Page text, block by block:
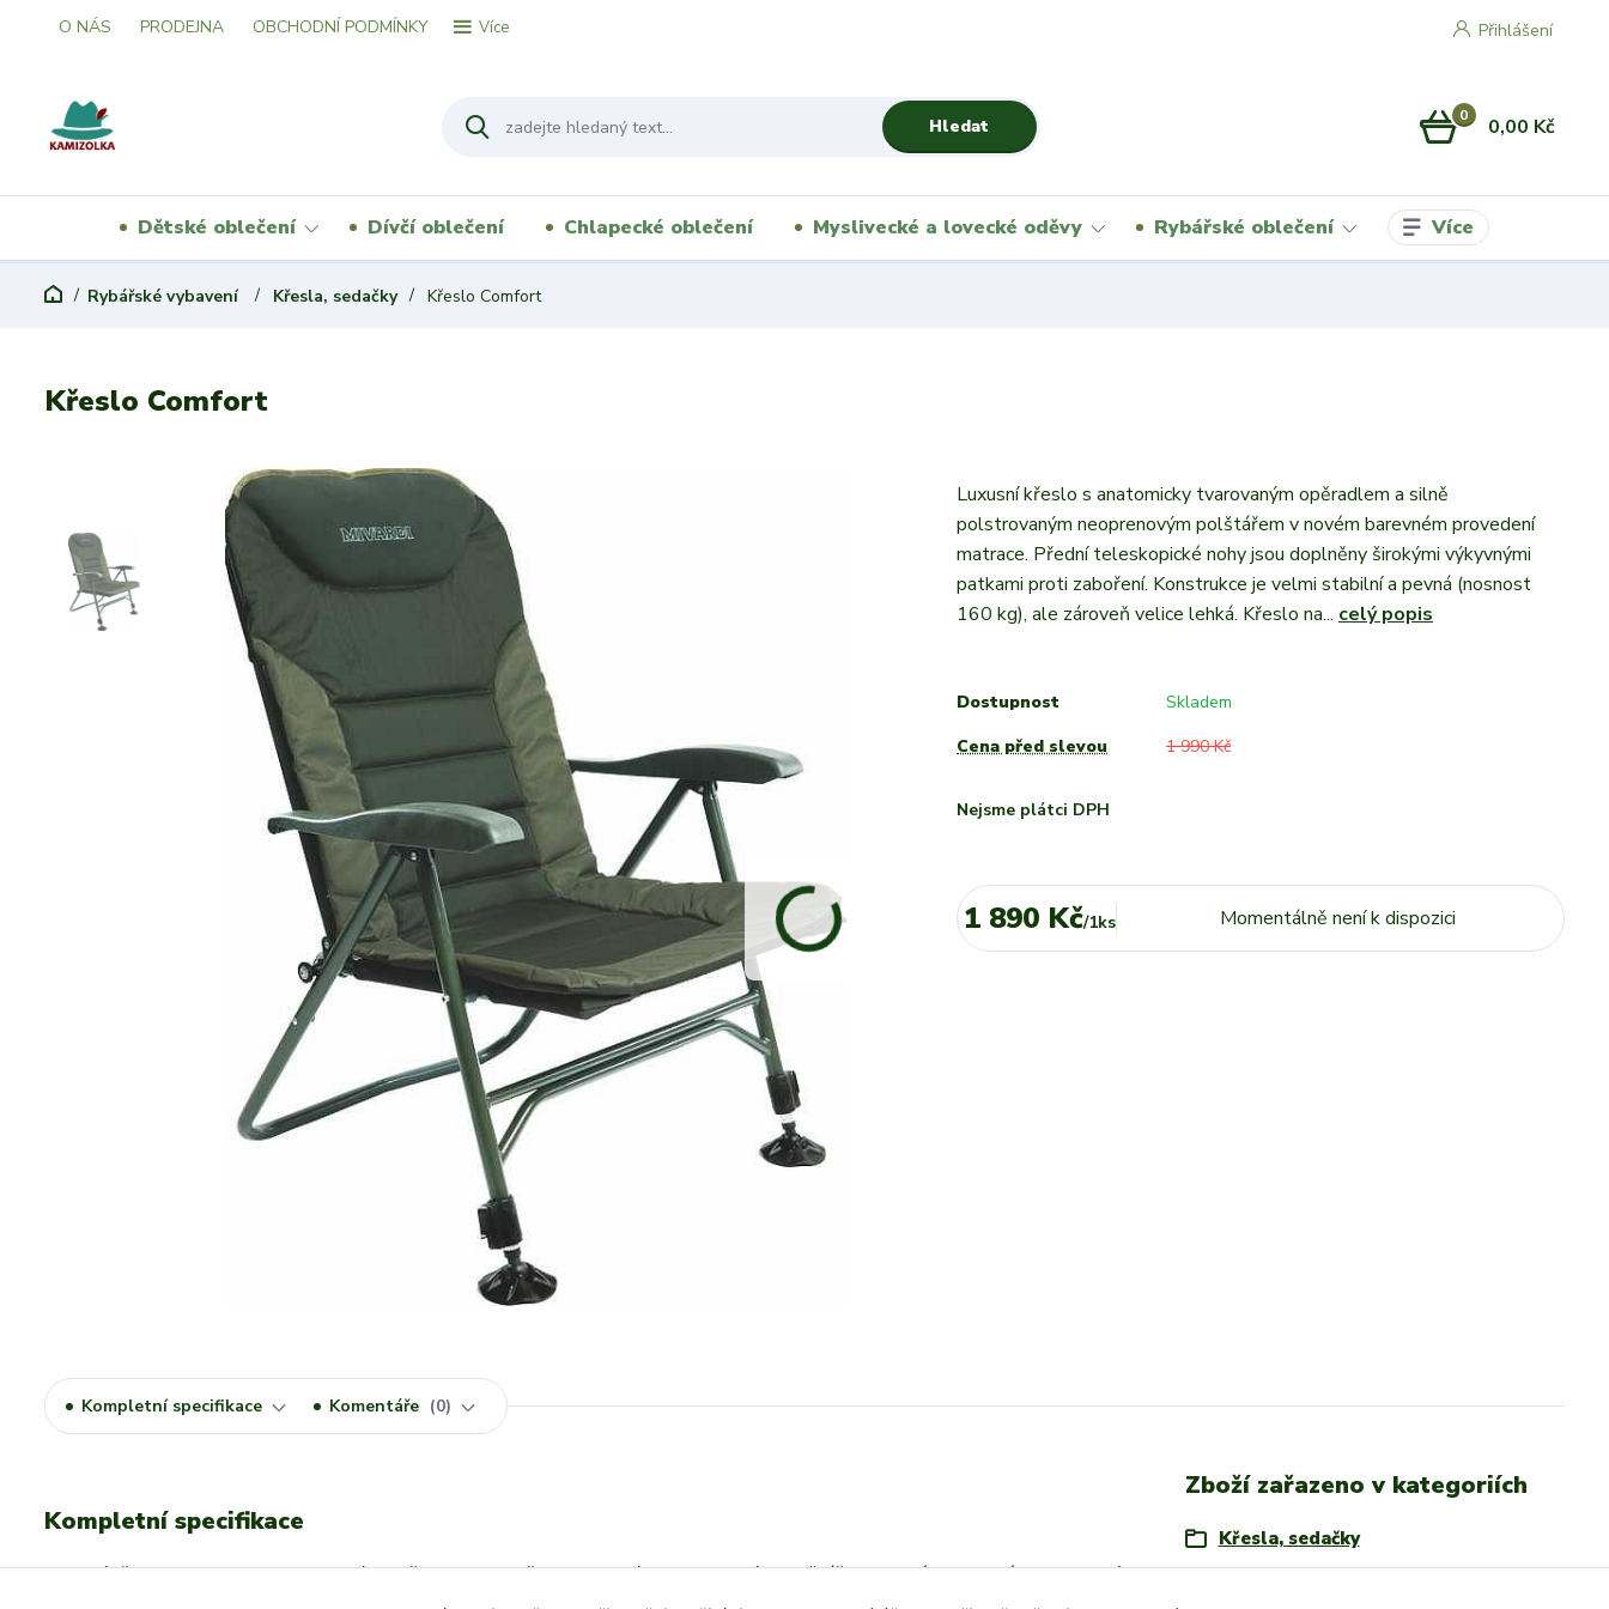
O NÁS PRODEJNA OBCHODNÍ PODMÍNKY Více Přihlášení
Hledat 0 0,00 Kč
Dětské oblečení Dívčí oblečení Chlapecké oblečení Myslivecké a lovecké oděvy Rybářské oblečení Více
Rybářské vybavení Křesla, sedačky Křeslo Comfort
Křeslo Comfort
Luxusní křeslo s anatomicky tvarovaným opěradlem a silně
polstrovaným neoprenovým polštářem v novém barevném provedení
matrace. Přední teleskopické nohy jsou doplněny širokými výkyvnými
patkami proti zaboření. Konstrukce je velmi stabilní a pevná (nosnost
160 kg), ale zároveň velice lehká. Křeslo na... celý popis
Dostupnost
Skladem
Cena před slevou
1 990 Kč
Nejsme plátci DPH
1 890 Kč/1ks Momentálně není k dispozici
Kompletní specifikace Komentáře 0
Kompletní specifikace
Luxusní křeslo s anatomicky tvarovaným opěradlem a silně polstrovaným neoprenovým polštářem v novém barevném provedení
Zboží zařazeno v kategoriích
Křesla, sedačky